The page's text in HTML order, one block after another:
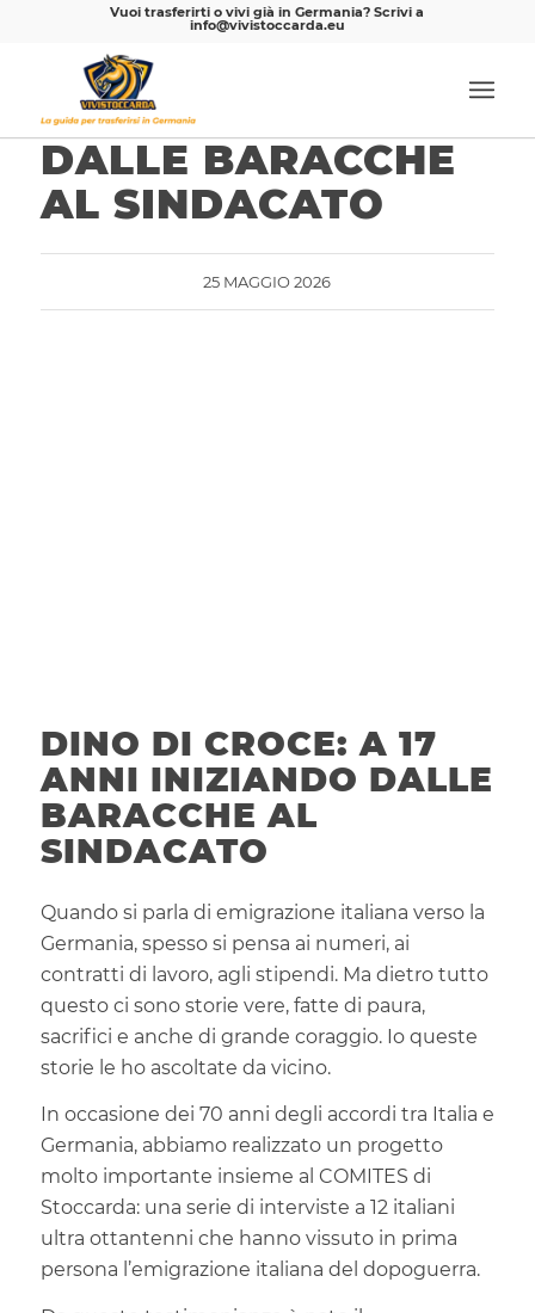
Vuoi trasferirti o vivi già in Germania? Scrivi a
info@vivistoccarda.eu
DALLE BARACCHE
AL SINDACATO
25 MAGGIO 2026
DINO DI CROCE: A 17
ANNI INIZIANDO DALLE
BARACCHE AL
SINDACATO
Quando si parla di emigrazione italiana verso la
Germania, spesso si pensa ai numeri, ai
contratti di lavoro, agli stipendi. Ma dietro tutto
questo ci sono storie vere, fatte di paura,
sacrifici e anche di grande coraggio. Io queste
storie le ho ascoltate da vicino.
In occasione dei 70 anni degli accordi tra Italia e
Germania, abbiamo realizzato un progetto
molto importante insieme al COMITES di
Stoccarda: una serie di interviste a 12 italiani
ultra ottantenni che hanno vissuto in prima
persona l’emigrazione italiana del dopoguerra.